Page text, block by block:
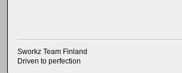
Sworkz Team Finland
Driven to perfection